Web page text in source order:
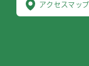
アクセスマップ